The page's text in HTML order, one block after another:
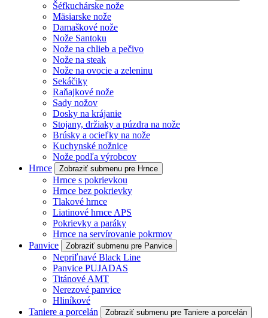
Šéfkuchárske nože
Mäsiarske nože
Damaškové nože
Nože Santoku
Nože na chlieb a pečivo
Nože na steak
Nože na ovocie a zeleninu
Sekáčiky
Raňajkové nože
Sady nožov
Dosky na krájanie
Stojany, držiaky a púzdra na nože
Brúsky a ocieľky na nože
Kuchynské nožnice
Nože podľa výrobcov
Hrnce
Zobraziť submenu pre Hrnce
Hrnce s pokrievkou
Hrnce bez pokrievky
Tlakové hrnce
Liatinové hrnce APS
Pokrievky a paráky
Hrnce na servírovanie pokrmov
Panvice
Zobraziť submenu pre Panvice
Nepriľnavé Black Line
Panvice PUJADAS
Titánové AMT
Nerezové panvice
Hliníkové
Taniere a porcelán
Zobraziť submenu pre Taniere a porcelán